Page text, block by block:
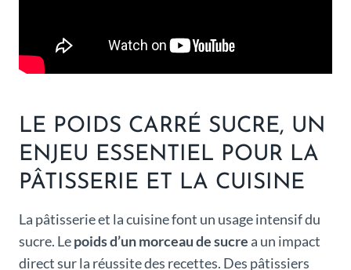
LE POIDS CARRÉ SUCRE, UN
ENJEU ESSENTIEL POUR LA
PÂTISSERIE ET LA CUISINE
La pâtisserie et la cuisine font un usage intensif du
sucre. Lepoids d’un morceau de sucrea un impact
direct sur la réussite des recettes. Des pâtissiers